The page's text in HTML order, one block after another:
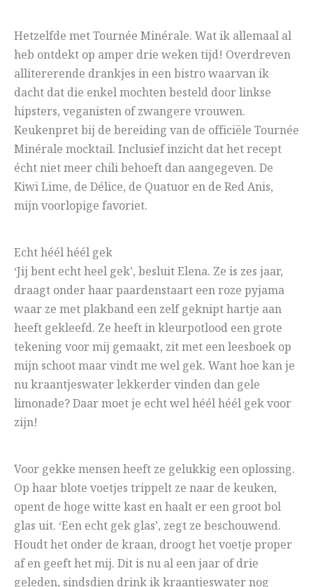
Hetzelfde met Tournée Minérale. Wat ik allemaal al
heb ontdekt op amper drie weken tijd! Overdreven
allitererende drankjes in een bistro waarvan ik
dacht dat die enkel mochten besteld door linkse
hipsters, veganisten of zwangere vrouwen.
Keukenpret bij de bereiding van de officiële Tournée
Minérale mocktail. Inclusief inzicht dat het recept
écht niet meer chili behoeft dan aangegeven. De
Kiwi Lime, de Délice, de Quatuor en de Red Anis,
mijn voorlopige favoriet.
Echt héél héél gek
‘Jij bent echt heel gek’, besluit Elena. Ze is zes jaar,
draagt onder haar paardenstaart een roze pyjama
waar ze met plakband een zelf geknipt hartje aan
heeft gekleefd. Ze heeft in kleurpotlood een grote
tekening voor mij gemaakt, zit met een leesboek op
mijn schoot maar vindt me wel gek. Want hoe kan je
nu kraantjeswater lekkerder vinden dan gele
limonade? Daar moet je echt wel héél héél gek voor
zijn!
Voor gekke mensen heeft ze gelukkig een oplossing.
Op haar blote voetjes trippelt ze naar de keuken,
opent de hoge witte kast en haalt er een groot bol
glas uit. ‘Een echt gek glas’, zegt ze beschouwend.
Houdt het onder de kraan, droogt het voetje proper
af en geeft het mij. Dit is nu al een jaar of drie
geleden, sindsdien drink ik kraantjeswater nog